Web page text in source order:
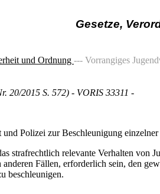
Gesetze,
und Ordnung --- Vorrangiges
20/2015 S. 572) - VORIS 33311 -
Polizei zur Beschleunigung
strafrechtlich relevante Verhalten von
Fällen, erforderlich sein, den
beschleunigen.